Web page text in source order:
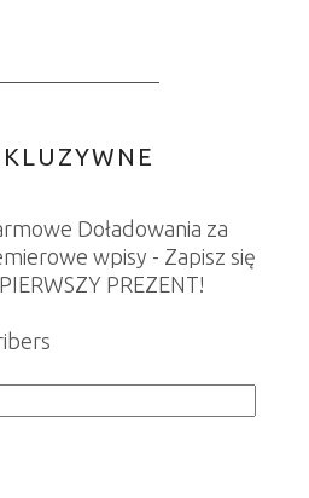
Doładowania za
wpisy - Zapisz się
PREZENT!